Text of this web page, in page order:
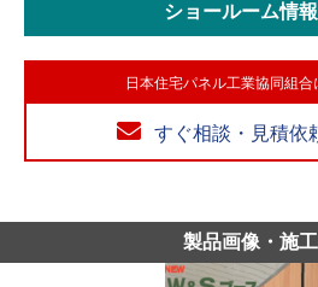
ショールーム情
日本住宅パネル工業協同組合
すぐ相談・見積依
製品画像・施